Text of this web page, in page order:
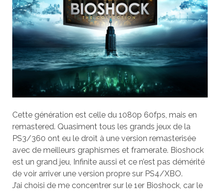
Cette génération est celle du 1080p 60fps, mais en
remastered. Quasiment tous les grands jeux de la
PS3/360 ont eu le droit à une version remasterisée
avec de meilleurs graphismes et framerate. Bioshock
est un grand jeu, Infinite aussi et ce n’est pas démérité
de voir arriver une version propre sur PS4/XBO.
J’ai choisi de me concentrer sur le 1er Bioshock, car le